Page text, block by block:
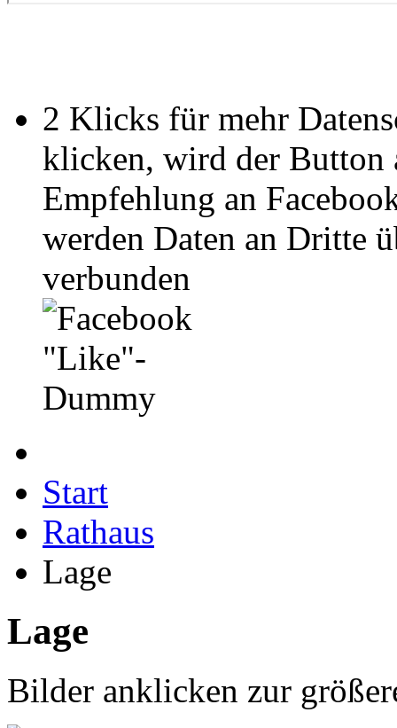
2 Klicks für mehr
klicken, wird der Button
Empfehlung an
werden Daten an Dritte
verbunden
Start
Rathaus
Lage
Lage
Bilder anklicken zur